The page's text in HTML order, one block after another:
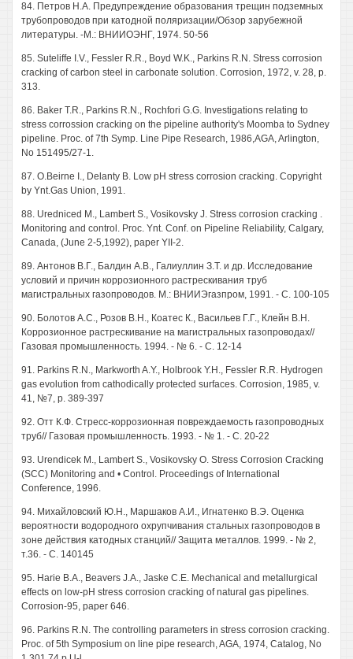
84. Петров Н.А. Предупреждение образования трещин подземных
трубопроводов при катодной поляризации/Обзор зарубежной
литературы. -М.: ВНИИОЭНГ, 1974. 50-56
85. Suteliffe I.V., Fessler R.R., Boyd W.K., Parkins R.N. Stress corrosion
cracking of carbon steel in carbonate solution. Corrosion, 1972, v. 28, p.
313.
86. Baker T.R., Parkins R.N., Rochfori G.G. Investigations relating to
stress corrossion cracking on the pipeline authority's Moomba to Sydney
pipeline. Proc. of 7th Symp. Line Pipe Research, 1986,AGA, Arlington,
No 151495/27-1.
87. O.Beirne I., Delanty B. Low pH stress corrosion cracking. Copyright
by Ynt.Gas Union, 1991.
88. Uredniced M., Lambert S., Vosikovsky J. Stress corrosion cracking .
Monitoring and control. Proc. Ynt. Conf. on Pipeline Reliability, Calgary,
Canada, (June 2-5,1992), paper YII-2.
89. Антонов В.Г., Балдин A.B., Галиуллин З.Т. и др. Исследование
условий и причин коррозионного растрескивания труб
магистральных газопроводов. М.: ВНИИЭгазпром, 1991. - С. 100-105
90. Болотов А.С., Розов В.Н., Коатес К., Васильев Г.Г., Клейн В.Н.
Коррозионное растрескивание на магистральных газопроводах//
Газовая промышленность. 1994. - № 6. - С. 12-14
91. Parkins R.N., Markworth A.Y., Holbrook Y.H., Fessler R.R. Hydrogen
gas evolution from cathodically protected surfaces. Corrosion, 1985, v.
41, №7, p. 389-397
92. Отт К.Ф. Стресс-коррозионная повреждаемость газопроводных
труб// Газовая промышленность. 1993. - № 1. - С. 20-22
93. Urendicek М., Lambert S., Vosikovsky О. Stress Corrosion Cracking
(SCC) Monitoring and • Control. Proceedings of International
Conference, 1996.
94. Михайловский Ю.Н., Маршаков А.И., Игнатенко В.Э. Оценка
вероятности водородного охрупчивания стальных газопроводов в
зоне действия катодных станций// Защита металлов. 1999. - № 2,
т.36. - С. 140145
95. Harie В.А., Beavers J.A., Jaske С.Е. Mechanical and metallurgical
effects on low-pH stress corrosion cracking of natural gas pipelines.
Corrosion-95, paper 646.
96. Parkins R.N. The controlling parameters in stress corrosion cracking.
Proc. of 5th Symposium on line pipe research, AGA, 1974, Catalog, No